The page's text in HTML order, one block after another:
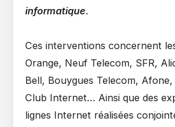
informatique.
Ces interventions concernent
Orange, Neuf Telecom, SFR,
Bell, Bouygues Telecom, Afone,
Club Internet… Ainsi que des
lignes Internet réalisées